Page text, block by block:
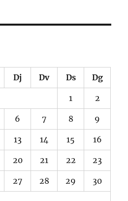
Dj Dv Ds Dg
1 2
6 7 8 9
13 14 15 16
20 21 22 23
27 28 29 30